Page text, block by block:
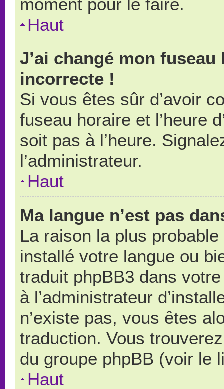
moment pour le faire.
Haut
J’ai changé mon
incorrecte !
Si vous êtes sûr d’avoir
fuseau horaire et l’heure
soit pas à l’heure.
l’administrateur.
Haut
Ma langue n’est pas
La raison la plus probable
installé votre langue ou
traduit phpBB3 dans
à l’administrateur
n’existe pas, vous êtes
traduction. Vous
du groupe phpBB (voir le
Haut